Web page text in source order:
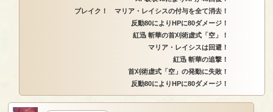
ブレイク！ マリア・レイシスの付与を全て消去！
反動80によりHPに80ダメージ！
紅迅 斬華の首刈術虚式「空」！
マリア・レイシスは回避！
紅迅 斬華の追撃！
首刈術虚式「空」の発動に失敗！
反動80によりHPに80ダメージ！